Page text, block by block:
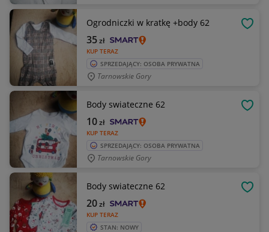
Ogrodniczki w kratkę +body 62
KUP TERAZ
35zł
SPRZEDAJĄCY: OSOBA PRYWATNA
Tarnowskie Gory
Body swiateczne 62
KUP TERAZ
10zł
SPRZEDAJĄCY: OSOBA PRYWATNA
Tarnowskie Gory
Body swiateczne 62
KUP TERAZ
20zł
STAN: NOWY